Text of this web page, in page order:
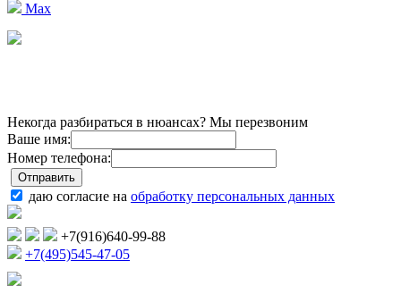
Max
Некогда разбираться в нюансах? Мы перезвоним
Ваше имя:
Номер телефона:
даю согласие на обработку персональных данных
+7(916)640-99-88
+7(495)545-47-05